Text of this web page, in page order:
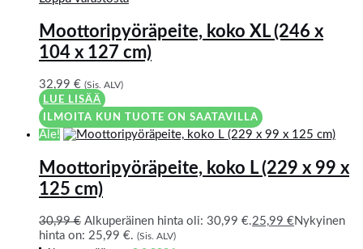
Moottoripyöräpeite, koko XL (246 x
104 x 127 cm)
32,99 € (Sis. ALV)
LUE LISÄÄ
ILMOITA KUN TUOTE ON SAATAVILLA
Ale!
Moottoripyöräpeite, koko L (229 x 99 x
125 cm)
30,99€ Alkuperäinen hinta oli: 30,99 €.25,99 €Nykyinen
hinta on: 25,99 €. (Sis. ALV)